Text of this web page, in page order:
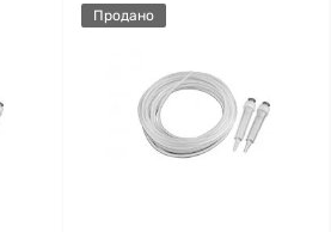
Продано